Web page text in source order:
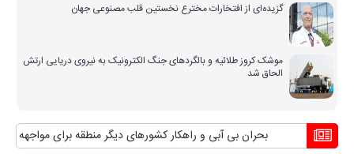
گزیده‌ای از افتخارات مخترع نخستین قلب مصنوعی جهان
موشک کروز طلائیه و بالگردهای جنگ الکترونیک به نیروی دریایی ارتش
الحاق شد
بحران بی آبی و راهکار کشورهای دیگر منطقه برای مواجهه با آن